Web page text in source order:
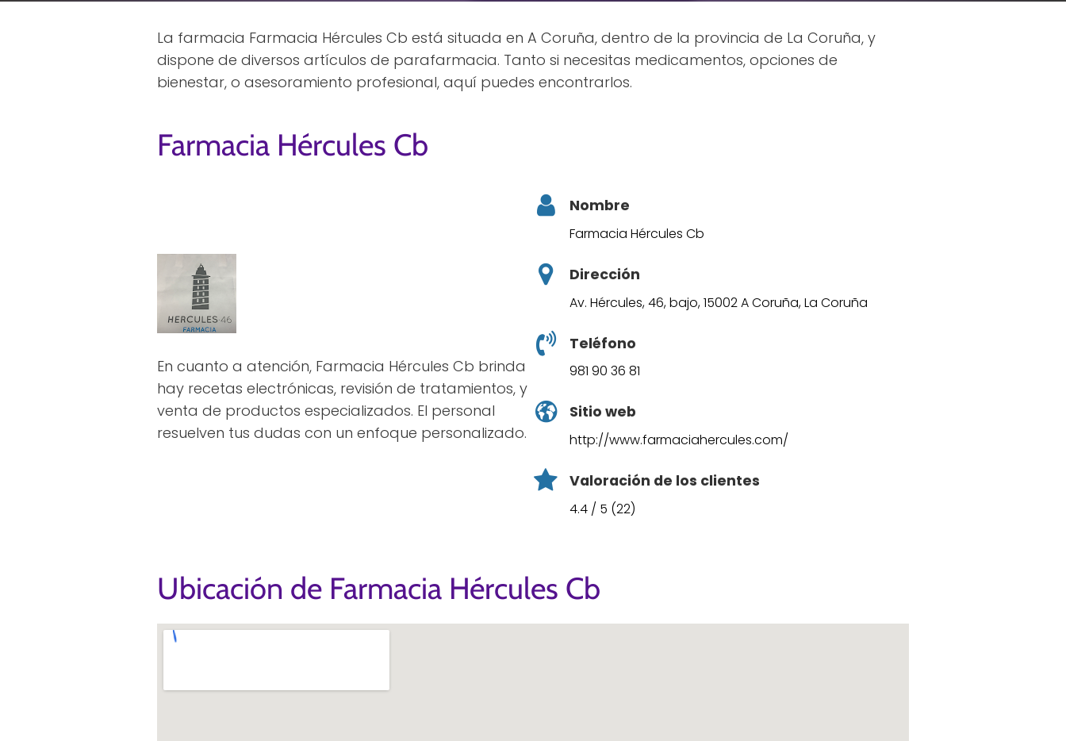
La farmacia Farmacia Hércules Cb está situada en A Coruña, dentro de la provincia de La Coruña, y
dispone de diversos artículos de parafarmacia. Tanto si necesitas medicamentos, opciones de
bienestar, o asesoramiento profesional, aquí puedes encontrarlos.
Farmacia Hércules Cb
En cuanto a atención, Farmacia Hércules Cb brinda
hay recetas electrónicas, revisión de tratamientos, y
venta de productos especializados. El personal
resuelven tus dudas con un enfoque personalizado.
Nombre
Farmacia Hércules Cb
Dirección
Av. Hércules, 46, bajo, 15002 A Coruña, La Coruña
Teléfono
981 90 36 81
Sitio web
http://www.farmaciahercules.com/
Valoración de los clientes
4.4 / 5 (22)
Ubicación de Farmacia Hércules Cb